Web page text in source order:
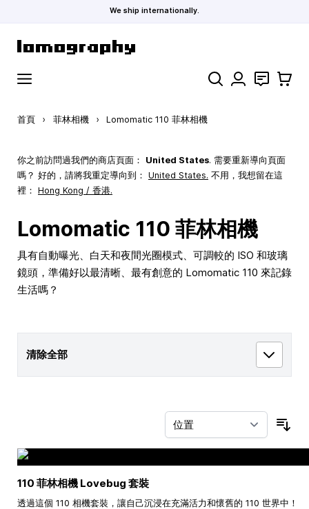
We ship internationally.
搜索 聯絡 購物車
首頁 › 菲林相機 › Lomomatic 110 菲林相機
你之前訪問過我們的商店頁面： United States. 需要重新導向頁面
嗎？ 好的，請將我重定導向到： United States. 不用，我想留在這
裡： Hong Kong / 香港.
Lomomatic 110 菲林相機
具有自動曝光、白天和夜間光圈模式、可調較的 ISO 和玻璃
鏡頭，準備好以最清晰、最有創意的 Lomomatic 110 來記錄
生活嗎？
清除全部
110 菲林相機 Lovebug 套裝
透過這個 110 相機套裝，讓自己沉浸在充滿活力和懷舊的 110 世界中！